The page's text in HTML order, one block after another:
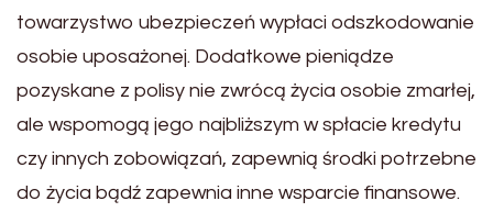
towarzystwo ubezpieczeń wypłaci odszkodowanie
osobie uposażonej. Dodatkowe pieniądze
pozyskane z polisy nie zwrócą życia osobie zmarłej,
ale wspomogą jego najbliższym w spłacie kredytu
czy innych zobowiązań, zapewnią środki potrzebne
do życia bądź zapewnia inne wsparcie finansowe.